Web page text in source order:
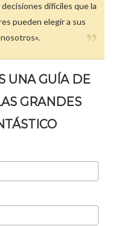
difíciles que la
pueden elegir a sus
UNA GUÍA DE
GRANDES